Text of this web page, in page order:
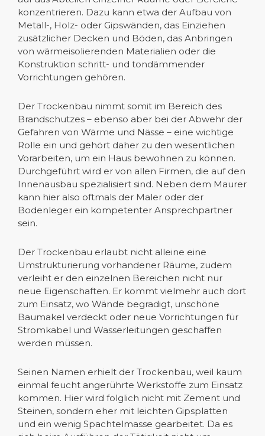
konzentrieren. Dazu kann etwa der Aufbau von
Metall-, Holz- oder Gipswänden, das Einziehen
zusätzlicher Decken und Böden, das Anbringen
von wärmeisolierenden Materialien oder die
Konstruktion schritt- und tondämmender
Vorrichtungen gehören.
Der Trockenbau nimmt somit im Bereich des
Brandschutzes – ebenso aber bei der Abwehr der
Gefahren von Wärme und Nässe – eine wichtige
Rolle ein und gehört daher zu den wesentlichen
Vorarbeiten, um ein Haus bewohnen zu können.
Durchgeführt wird er von allen Firmen, die auf den
Innenausbau spezialisiert sind. Neben dem Maurer
kann hier also oftmals der Maler oder der
Bodenleger ein kompetenter Ansprechpartner
sein.
Der Trockenbau erlaubt nicht alleine eine
Umstrukturierung vorhandener Räume, zudem
verleiht er den einzelnen Bereichen nicht nur
neue Eigenschaften. Er kommt vielmehr auch dort
zum Einsatz, wo Wände begradigt, unschöne
Baumakel verdeckt oder neue Vorrichtungen für
Stromkabel und Wasserleitungen geschaffen
werden müssen.
Seinen Namen erhielt der Trockenbau, weil kaum
einmal feucht angerührte Werkstoffe zum Einsatz
kommen. Hier wird folglich nicht mit Zement und
Steinen, sondern eher mit leichten Gipsplatten
und ein wenig Spachtelmasse gearbeitet. Da es